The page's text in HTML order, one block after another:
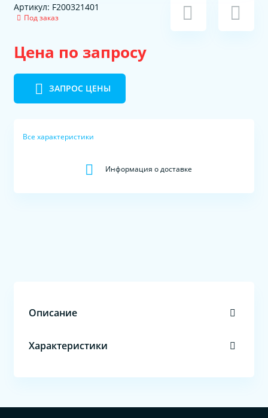
Артикул: F200321401
Под заказ
Цена по запросу
ЗАПРОС ЦЕНЫ
Все характеристики
Информация о доставке
Описание
Характеристики